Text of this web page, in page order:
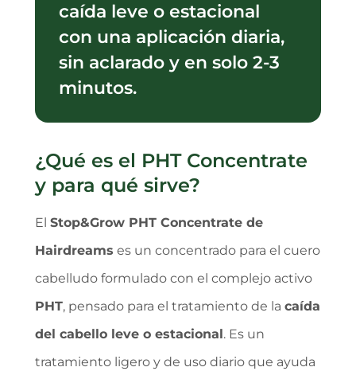
caída leve o estacional
con una aplicación diaria,
sin aclarado y en solo 2-3
minutos.
¿Qué es el PHT Concentrate
y para qué sirve?
El Stop&Grow PHT Concentrate de
Hairdreams es un concentrado para el cuero
cabelludo formulado con el complejo activo
PHT, pensado para el tratamiento de la caída
del cabello leve o estacional . Es un
tratamiento ligero y de uso diario que ayuda